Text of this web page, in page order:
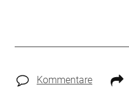
Kommentare